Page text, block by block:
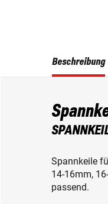
Beschreibung
Spannkeile
14-16mm,
passend.